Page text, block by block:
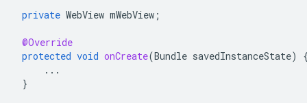
private WebView mWebView ;
@Override
protected void onCreate(Bundle savedInstanceState)
...
}